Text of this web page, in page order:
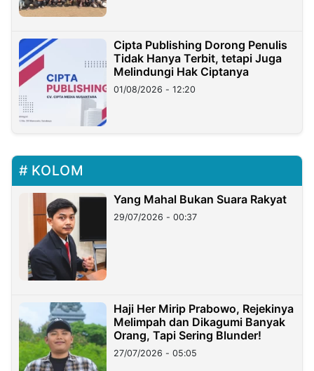
Cipta Publishing Dorong Penulis
Tidak Hanya Terbit, tetapi Juga
Melindungi Hak Ciptanya
01/08/2026 - 12:20
KOLOM
Yang Mahal Bukan Suara Rakyat
29/07/2026 - 00:37
Haji Her Mirip Prabowo, Rejekinya
Melimpah dan Dikagumi Banyak
Orang, Tapi Sering Blunder!
27/07/2026 - 05:05